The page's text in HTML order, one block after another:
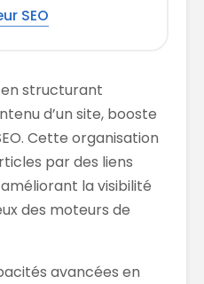
SEO
structurant
d’un site, booste
Cette organisation
par des liens
la visibilité
des moteurs de
avancées en